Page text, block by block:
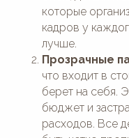
которые
кадров у
лучше.
Прозрачные
что входит в
берет на себя.
бюджет и
расходов. Все